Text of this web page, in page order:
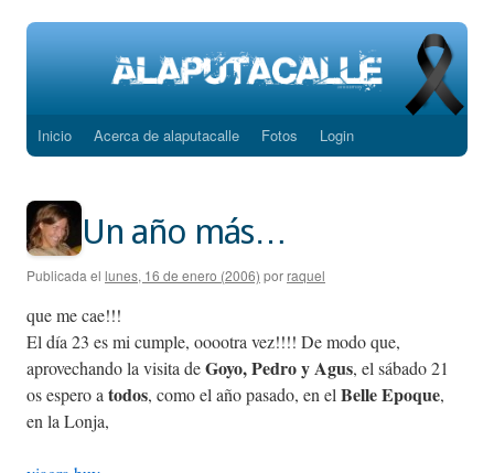
Saltar
contenido
Inicio Acerca de alaputacalle Fotos Login
Un año más…
Publicada el lunes, 16 de enero (2006) por raquel
que me cae!!!
El día 23 es mi cumple, ooootra vez!!!! De modo que,
aprovechando la visita deGoyo, Pedro y Agus, el sábado 21
os espero atodos, como el año pasado, en elBelle Epoque,
en la Lonja,